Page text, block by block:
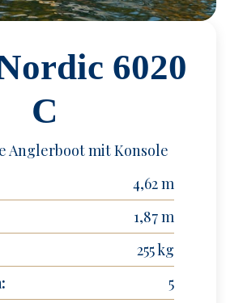
6020
C
Anglerboot mit Konsole
4,62 m
1,87 m
255 kg
5